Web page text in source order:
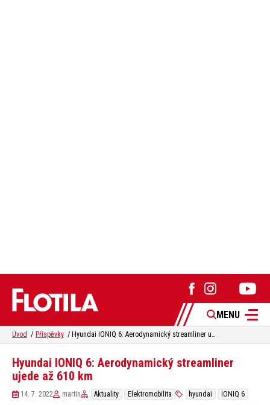
MENU
Úvod Příspěvky Hyundai IONIQ 6: Aerodynamický streamliner ujede až 610 km
Hyundai IONIQ 6: Aerodynamický streamliner
ujede až 610 km
14. 7. 2022 martin Aktuality Elektromobilita hyundai IONIQ 6